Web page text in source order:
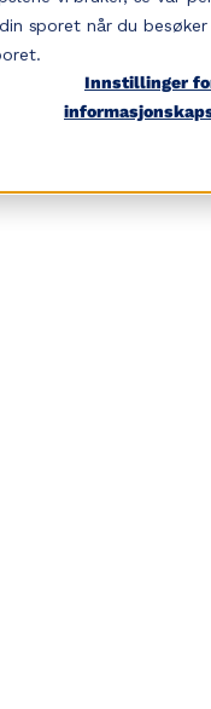
sporet når du
Innstillinger